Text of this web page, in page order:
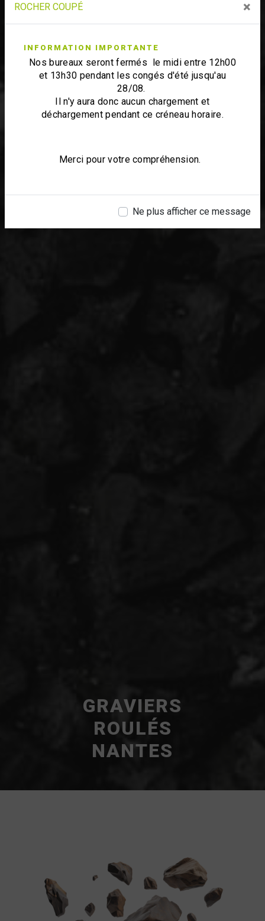
ROCHER COUPÉ ×
INFORMATION IMPORTANTE
Nos bureaux seront fermés le midi entre 12h00
et 13h30 pendant les congés d'été jusqu'au
28/08.
Il n'y aura donc aucun chargement et
déchargement pendant ce créneau horaire.
Merci pour votre compréhension.
Ne plus afficher ce message
GRAVIERS
ROULÉS
NANTES